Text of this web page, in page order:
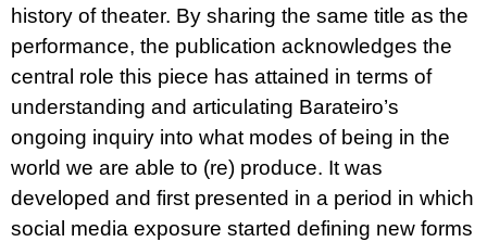
history of theater. By sharing the same title as the
performance, the publication acknowledges the
central role this piece has attained in terms of
understanding and articulating Barateiro’s
ongoing inquiry into what modes of being in the
world we are able to (re) produce. It was
developed and first presented in a period in which
social media exposure started defining new forms